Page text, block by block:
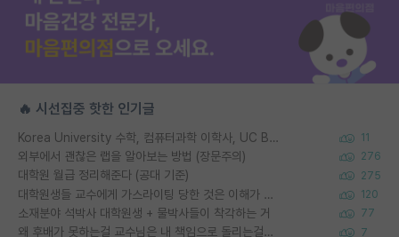
🔥 시선집중 핫한 인기글
Korea University 수학, 컴퓨터과학 이학사, UC Berkeley 산업공학 대학원 공학박사가 되는 것은 쉽지 않겠죠? 11
외부에서 괜찮은 랩을 알아보는 방법 (장문주의) 276
대학원 월급 정리해준다 (공대 기준) 275
대학원생들 교수에게 가스라이팅 당한 것은 이해가 갑니다. 안타깝네요. 120
소재분야 석박사 대학원생 + 물박사들이 착각하는 거 77
왜 후배가 못하는걸 교수님은 내 책임으로 돌리는걸까요? 7